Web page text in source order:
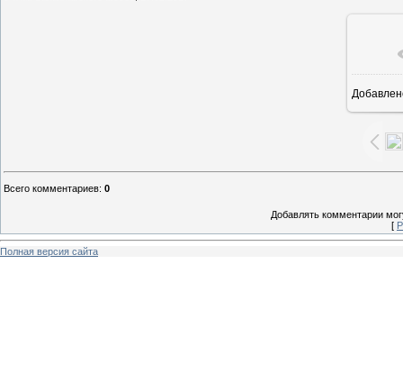
Всего комментариев: 0
Добавлять комментарии
[
Полная версия сайта